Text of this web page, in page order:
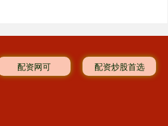
配资网可 配资炒股首选